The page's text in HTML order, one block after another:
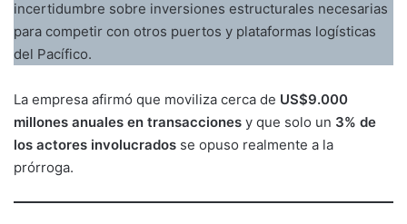
incertidumbre sobre inversiones estructurales necesarias
para competir con otros puertos y plataformas logísticas
del Pacífico.
La empresa afirmó que moviliza cerca de US$9.000
millones anuales en transacciones y que solo un 3% de
los actores involucrados se opuso realmente a la
prórroga.